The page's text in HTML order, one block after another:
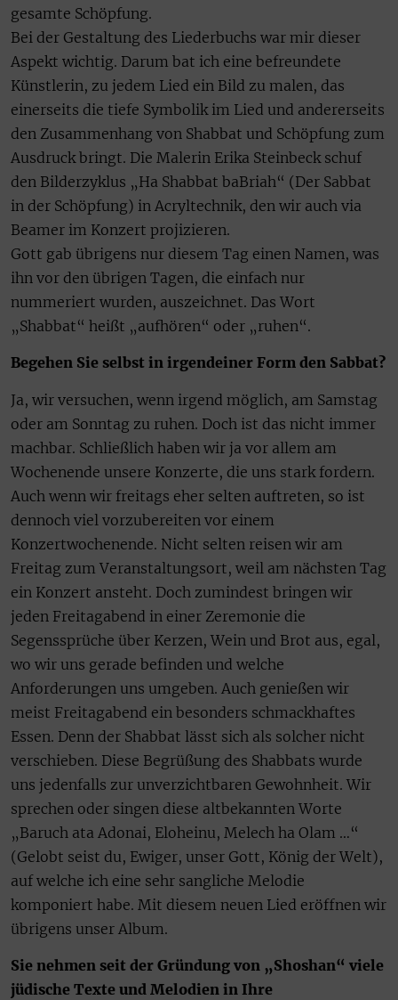
gesamte Schöpfung.
Bei der Gestaltung des Liederbuchs war mir dieser
Aspekt wichtig. Darum bat ich eine befreundete
Künstlerin, zu jedem Lied ein Bild zu malen, das
einerseits die tiefe Symbolik im Lied und andererseits
den Zusammenhang von Shabbat und Schöpfung zum
Ausdruck bringt. Die Malerin Erika Steinbeck schuf
den Bilderzyklus „Ha Shabbat baBriah“ (Der Sabbat
in der Schöpfung) in Acryltechnik, den wir auch via
Beamer im Konzert projizieren.
Gott gab übrigens nur diesem Tag einen Namen, was
ihn vor den übrigen Tagen, die einfach nur
nummeriert wurden, auszeichnet. Das Wort
„Shabbat“ heißt „aufhören“ oder „ruhen“.
Begehen Sie selbst in irgendeiner Form den Sabbat?
Ja, wir versuchen, wenn irgend möglich, am Samstag
oder am Sonntag zu ruhen. Doch ist das nicht immer
machbar. Schließlich haben wir ja vor allem am
Wochenende unsere Konzerte, die uns stark fordern.
Auch wenn wir freitags eher selten auftreten, so ist
dennoch viel vorzubereiten vor einem
Konzertwochenende. Nicht selten reisen wir am
Freitag zum Veranstaltungsort, weil am nächsten Tag
ein Konzert ansteht. Doch zumindest bringen wir
jeden Freitagabend in einer Zeremonie die
Segenssprüche über Kerzen, Wein und Brot aus, egal,
wo wir uns gerade befinden und welche
Anforderungen uns umgeben. Auch genießen wir
meist Freitagabend ein besonders schmackhaftes
Essen. Denn der Shabbat lässt sich als solcher nicht
verschieben. Diese Begrüßung des Shabbats wurde
uns jedenfalls zur unverzichtbaren Gewohnheit. Wir
sprechen oder singen diese altbekannten Worte
„Baruch ata Adonai, Eloheinu, Melech ha Olam …“
(Gelobt seist du, Ewiger, unser Gott, König der Welt),
auf welche ich eine sehr sangliche Melodie
komponiert habe. Mit diesem neuen Lied eröffnen wir
übrigens unser Album.
Sie nehmen seit der Gründung von „Shoshan“ viele
jüdische Texte und Melodien in Ihre